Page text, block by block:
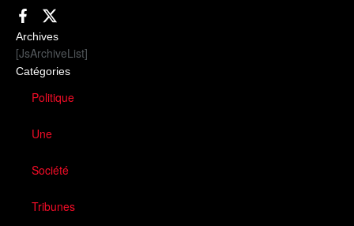
Catégories
Politique
Une
Société
Tribunes
Archives
[JsArchiveList]